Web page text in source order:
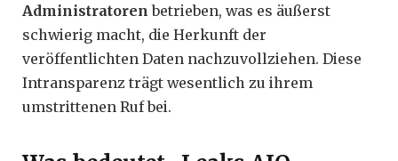
Administratoren betrieben, was es äußerst
schwierig macht, die Herkunft der
veröffentlichten Daten nachzuvollziehen. Diese
Intransparenz trägt wesentlich zu ihrem
umstrittenen Ruf bei.